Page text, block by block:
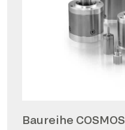
Baureihe COSMOS